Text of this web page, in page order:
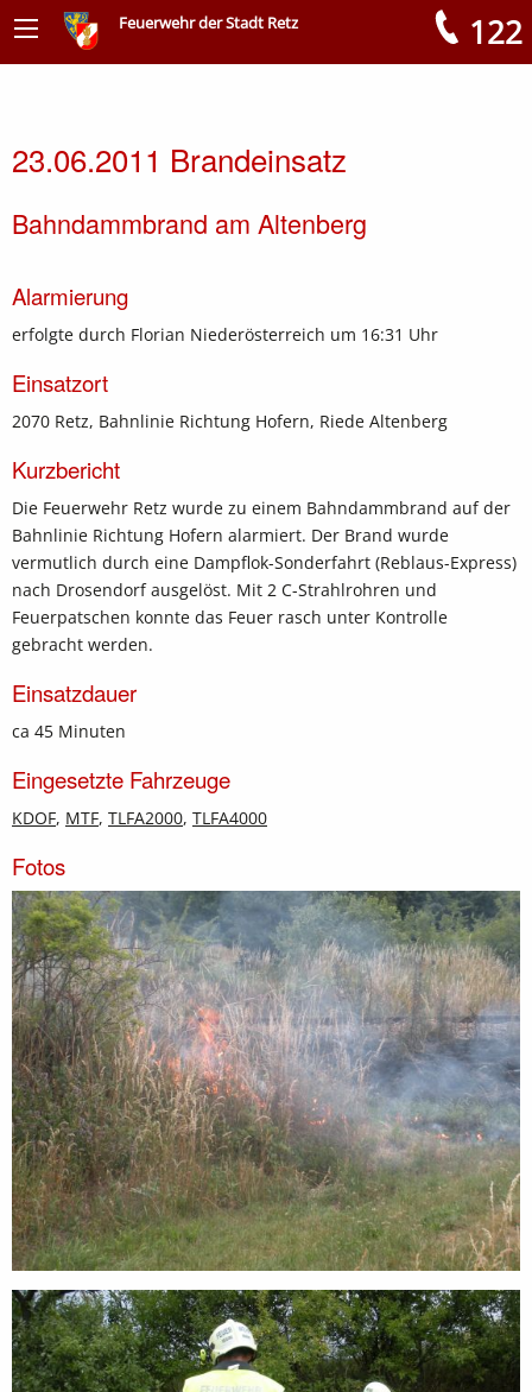
Feuerwehr der Stadt Retz 122
23.06.2011 Brandeinsatz
Bahndammbrand am Altenberg
Alarmierung
erfolgte durch Florian Niederösterreich um 16:31 Uhr
Einsatzort
2070 Retz, Bahnlinie Richtung Hofern, Riede Altenberg
Kurzbericht
Die Feuerwehr Retz wurde zu einem Bahndammbrand auf der
Bahnlinie Richtung Hofern alarmiert. Der Brand wurde
vermutlich durch eine Dampflok-Sonderfahrt (Reblaus-Express)
nach Drosendorf ausgelöst. Mit 2 C-Strahlrohren und
Feuerpatschen konnte das Feuer rasch unter Kontrolle
gebracht werden.
Einsatzdauer
ca 45 Minuten
Eingesetzte Fahrzeuge
KDOF, MTF, TLFA2000, TLFA4000
Fotos